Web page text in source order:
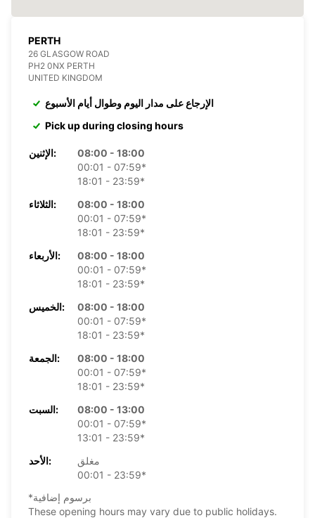
PERTH
26 GLASGOW ROAD
PH2 0NX PERTH
UNITED KINGDOM
الإرجاع على مدار اليوم وطوال أيام الأسبوع
Pick up during closing hours
الإثنين:
08:00 - 18:00
00:01 - 07:59*
18:01 - 23:59*
الثلاثاء:
08:00 - 18:00
00:01 - 07:59*
18:01 - 23:59*
الأربعاء:
08:00 - 18:00
00:01 - 07:59*
18:01 - 23:59*
الخميس:
08:00 - 18:00
00:01 - 07:59*
18:01 - 23:59*
الجمعة:
08:00 - 18:00
00:01 - 07:59*
18:01 - 23:59*
السبت:
08:00 - 13:00
00:01 - 07:59*
13:01 - 23:59*
الأحد:
مغلق
00:01 - 23:59*
*برسوم إضافية
These opening hours may vary due to public holidays.